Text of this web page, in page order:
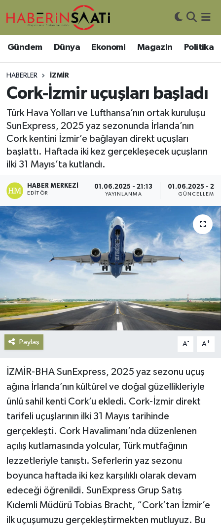
Gündem Dünya Ekonomi Magazin Politika
HABERLER İZMIR
Cork-İzmir uçuşları başladı
Türk Hava Yolları ve Lufthansa’nın ortak kuruluşu
SunExpress, 2025 yaz sezonunda İrlanda’nın
Cork kentini İzmir’e bağlayan direkt uçuşları
başlattı. Haftada iki kez gerçekleşecek uçuşların
ilki 31 Mayıs’ta kutlandı.
HABER MERKEZI
EDITÖR
01.06.2025 - 21:13
YAYINLANMA
01.06.2025 -
GÜNCELLEME
Paylaş A- A+
İZMİR-BHA SunExpress, 2025 yaz sezonu uçuş
ağına İrlanda’nın kültürel ve doğal güzellikleriyle
ünlü sahil kenti Cork’u ekledi. Cork-İzmir direkt
tarifeli uçuşlarının ilki 31 Mayıs tarihinde
gerçekleşti. Cork Havalimanı’nda düzenlenen
açılış kutlamasında yolcular, Türk mutfağının
lezzetleriyle tanıştı. Seferlerin yaz sezonu
boyunca haftada iki kez karşılıklı olarak devam
edeceği öğrenildi. SunExpress Grup Satış
Kıdemli Müdürü Tobias Bracht, “Cork’tan İzmir’e
ilk uçuşumuzu gerçekleştirmekten mutluyuz. Bu
Asayiş
Bilim ve Teknoloji
Çevre
DIŞ HABER
Dünya
Eğitim
Ekonomi
Genel
Gündem
Haberde İnsan
Magazin
Podcast
Sağlık
Siyaset
Spor
Yerel
Nöbetçi Eczaneler
Hava Durumu
Trafik Durumu
Süper Lig Puan Durumu ve Fikstür
Tüm Manşetler
Son Dakika Haberleri
Haber Arşivi